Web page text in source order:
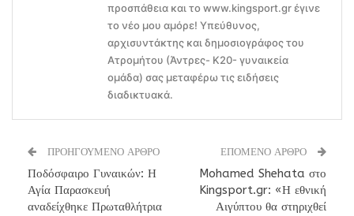
προσπάθεια και το www.kingsport.gr έγινε
το νέο μου αμόρε! Υπεύθυνος,
αρχισυντάκτης και δημοσιογράφος του
Ατρομήτου (Άντρες- Κ20- γυναικεία
ομάδα) σας μεταφέρω τις ειδήσεις
διαδικτυακά.
ΠΡΟΗΓΟΥΜΕΝΟ ΑΡΘΡΟ
Ποδόσφαιρο Γυναικών: Η
Αγία Παρασκευή
αναδείχθηκε Πρωταθλήτρια
ΕΠΟΜΕΝΟ ΑΡΘΡΟ
Mohamed Shehata στο
Kingsport.gr: «Η εθνική
Αιγύπτου θα στηριχθεί